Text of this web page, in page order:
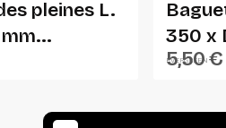
pleines L.
350 x
EVERGREEN
5,50 €